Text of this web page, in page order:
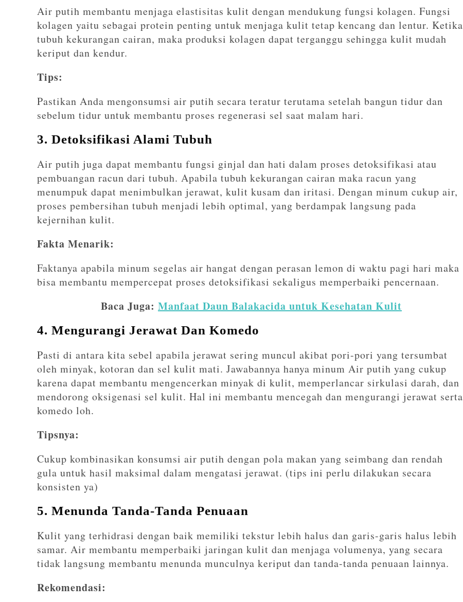
Air putih membantu menjaga elastisitas kulit dengan mendukung fungsi kolagen. Fungsi
kolagen yaitu sebagai protein penting untuk menjaga kulit tetap kencang dan lentur. Ketika
tubuh kekurangan cairan, maka produksi kolagen dapat terganggu sehingga kulit mudah
keriput dan kendur.
Tips:
Pastikan Anda mengonsumsi air putih secara teratur terutama setelah bangun tidur dan
sebelum tidur untuk membantu proses regenerasi sel saat malam hari.
3. Detoksifikasi Alami Tubuh
Air putih juga dapat membantu fungsi ginjal dan hati dalam proses detoksifikasi atau
pembuangan racun dari tubuh. Apabila tubuh kekurangan cairan maka racun yang
menumpuk dapat menimbulkan jerawat, kulit kusam dan iritasi. Dengan minum cukup air,
proses pembersihan tubuh menjadi lebih optimal, yang berdampak langsung pada
kejernihan kulit.
Fakta Menarik:
Faktanya apabila minum segelas air hangat dengan perasan lemon di waktu pagi hari maka
bisa membantu mempercepat proses detoksifikasi sekaligus memperbaiki pencernaan.
Baca Juga: Manfaat Daun Balakacida untuk Kesehatan Kulit
4. Mengurangi Jerawat Dan Komedo
Pasti di antara kita sebel apabila jerawat sering muncul akibat pori-pori yang tersumbat
oleh minyak, kotoran dan sel kulit mati. Jawabannya hanya minum Air putih yang cukup
karena dapat membantu mengencerkan minyak di kulit, memperlancar sirkulasi darah, dan
mendorong oksigenasi sel kulit. Hal ini membantu mencegah dan mengurangi jerawat serta
komedo loh.
Tipsnya:
Cukup kombinasikan konsumsi air putih dengan pola makan yang seimbang dan rendah
gula untuk hasil maksimal dalam mengatasi jerawat. (tips ini perlu dilakukan secara
konsisten ya)
5. Menunda Tanda-Tanda Penuaan
Kulit yang terhidrasi dengan baik memiliki tekstur lebih halus dan garis-garis halus lebih
samar. Air membantu memperbaiki jaringan kulit dan menjaga volumenya, yang secara
tidak langsung membantu menunda munculnya keriput dan tanda-tanda penuaan lainnya.
Rekomendasi: